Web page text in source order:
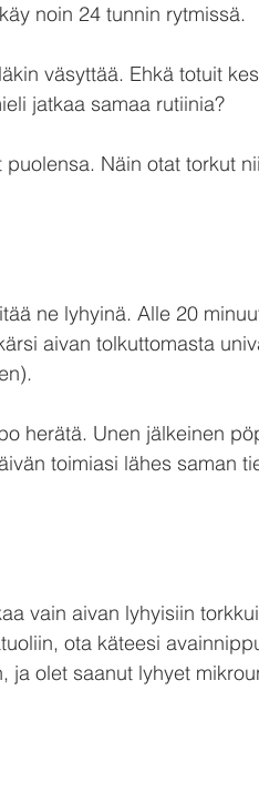
noin 24 tunnin rytmissä.
väsyttää. Ehkä totuit
jatkaa samaa rutiinia?
Näin otat torkut
ne lyhyinä. Alle 20
aivan tolkuttomasta
herätä. Unen jälkeinen
toimiasi lähes saman
vain aivan lyhyisiin
ota käteesi
olet saanut lyhyet